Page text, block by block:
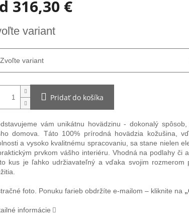
316,30 €
variant
Pridať do košíka
vám unikátnu hovädzinu - dokonalý
domova. Táto 100% prírodná hovädzia kožušina,
a vysoko kvalitnému spracovaniu, sa stane nielen
prvkom vášho interiéru. Vhodná na podlahy či
kus je ľahko udržiavateľný a vďaka svojim rozmerom
foto. Ponuku farieb obdržíte e-mailom – kliknite na
informácie